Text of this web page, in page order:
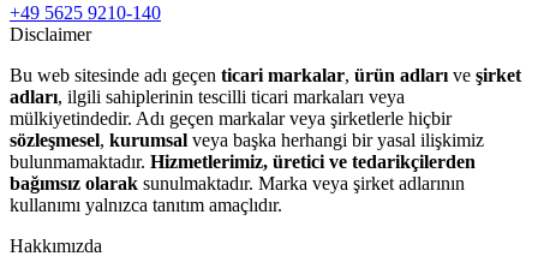
+49 5625 9210-140
Disclaimer
Bu web sitesinde adı geçen ticari markalar, ürün adları ve şirket
adları, ilgili sahiplerinin tescilli ticari markaları veya
mülkiyetindedir. Adı geçen markalar veya şirketlerle hiçbir
sözleşmesel, kurumsal veya başka herhangi bir yasal ilişkimiz
bulunmamaktadır. Hizmetlerimiz, üretici ve tedarikçilerden
bağımsız olarak sunulmaktadır. Marka veya şirket adlarının
kullanımı yalnızca tanıtım amaçlıdır.
Hakkımızda